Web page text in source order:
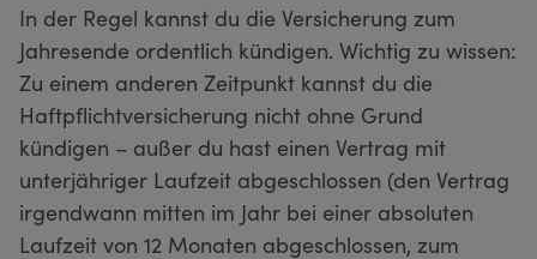
In der Regel kannst du die Versicherung zum
Jahresende ordentlich kündigen. Wichtig zu wissen:
Zu einem anderen Zeitpunkt kannst du die
Haftpflichtversicherung nicht ohne Grund
kündigen – außer du hast einen Vertrag mit
unterjähriger Laufzeit abgeschlossen (den Vertrag
irgendwann mitten im Jahr bei einer absoluten
Laufzeit von 12 Monaten abgeschlossen, zum